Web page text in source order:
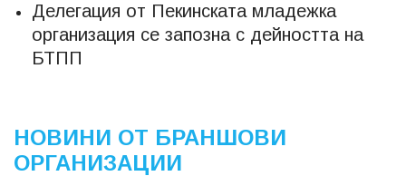
Делегация от Пекинската младежка
организация се запозна с дейността на
БТПП
НОВИНИ ОТ БРАНШОВИ
ОРГАНИЗАЦИИ